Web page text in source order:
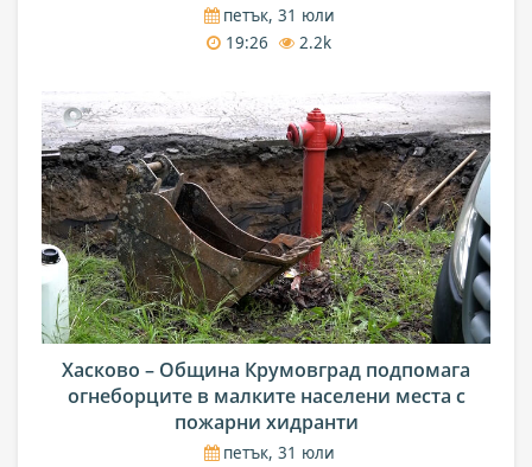
петък, 31 юли
19:26
2.2k
Хасково – Община Крумовград подпомага
огнеборците в малките населени места с
пожарни хидранти
петък, 31 юли